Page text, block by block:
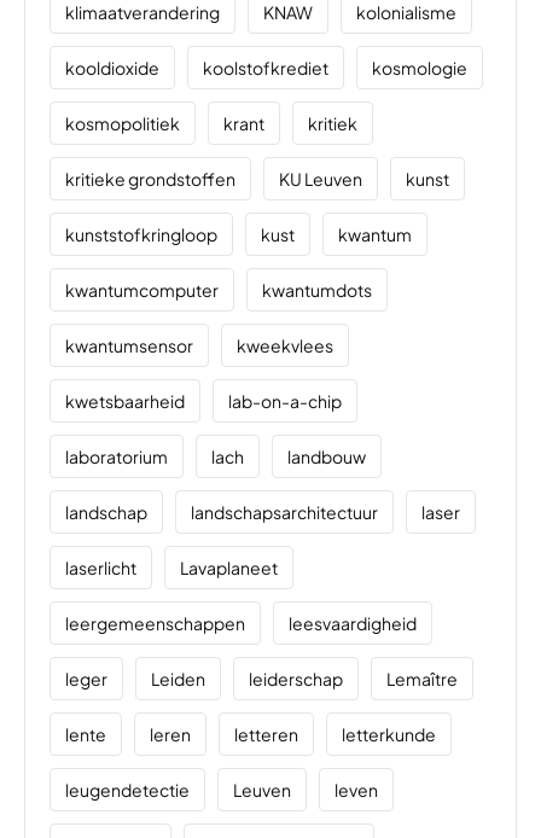
klimaatverandering KNAW kolonialisme
kooldioxide koolstofkrediet kosmologie
kosmopolitiek krant kritiek
kritieke grondstoffen KU Leuven kunst
kunststofkringloop kust kwantum
kwantumcomputer kwantumdots
kwantumsensor kweekvlees
kwetsbaarheid lab-on-a-chip
laboratorium lach landbouw
landschap landschapsarchitectuur laser
laserlicht Lavaplaneet
leergemeenschappen leesvaardigheid
leger Leiden leiderschap Lemaître
lente leren letteren letterkunde
leugendetectie Leuven leven